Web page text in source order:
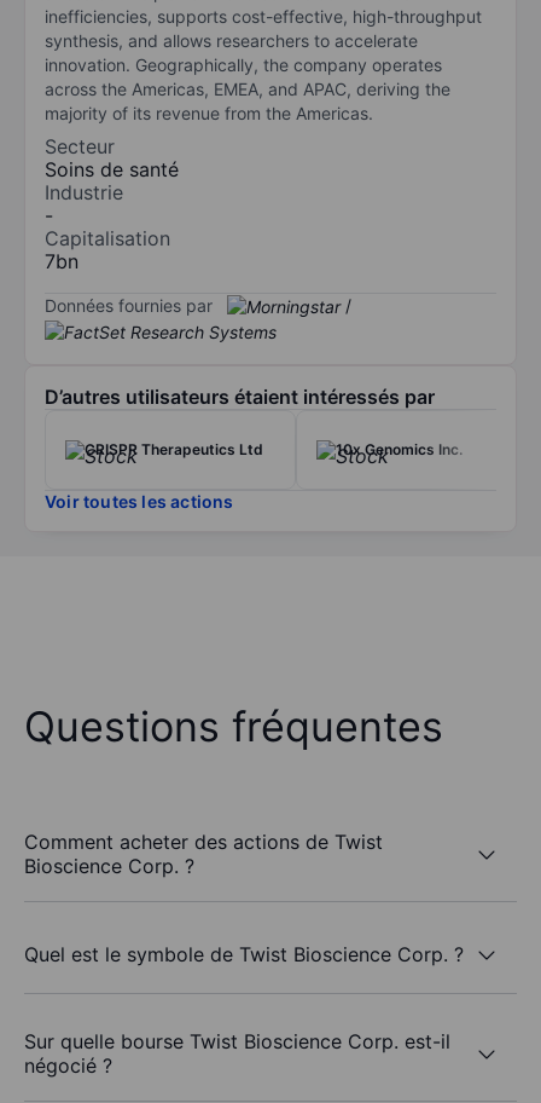
inefficiencies, supports cost-effective, high-throughput
synthesis, and allows researchers to accelerate
innovation. Geographically, the company operates
across the Americas, EMEA, and APAC, deriving the
majority of its revenue from the Americas.
Secteur
Soins de santé
Industrie
-
Capitalisation
7bn
Données fournies par /
D’autres utilisateurs étaient intéressés par
CRISPR Therapeutics Ltd 10x Genomics Inc.
Voir toutes les actions
Questions fréquentes
Comment acheter des actions de Twist
Bioscience Corp. ?
Quel est le symbole de Twist Bioscience Corp. ?
Sur quelle bourse Twist Bioscience Corp. est-il
négocié ?